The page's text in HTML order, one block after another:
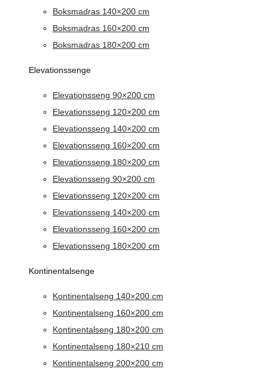
Boksmadras 140×200 cm
Boksmadras 160×200 cm
Boksmadras 180×200 cm
Elevationssenge
Elevationsseng 90×200 cm
Elevationsseng 120×200 cm
Elevationsseng 140×200 cm
Elevationsseng 160×200 cm
Elevationsseng 180×200 cm
Elevationsseng 90×200 cm
Elevationsseng 120×200 cm
Elevationsseng 140×200 cm
Elevationsseng 160×200 cm
Elevationsseng 180×200 cm
Kontinentalsenge
Kontinentalseng 140×200 cm
Kontinentalseng 160×200 cm
Kontinentalseng 180×200 cm
Kontinentalseng 180×210 cm
Kontinentalseng 200×200 cm